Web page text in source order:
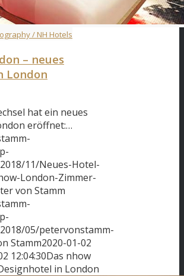
/ NH Hotels
– neues
London
hat ein neues
eröffnet:…
11/Neues-Hotel-
London-Zimmer-
von Stamm
05/petervonstamm-
Stamm2020-01-02
12:04:30Das nhow
in London